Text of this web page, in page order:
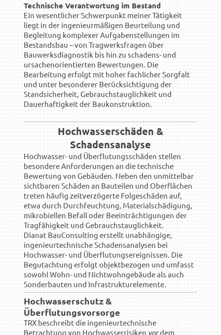
Technische Verantwortung im Bestand
Ein wesentlicher Schwerpunkt meiner Tätigkeit
liegt in der ingenieurmäßigen Beurteilung und
Begleitung komplexer Aufgabenstellungen im
Bestandsbau – von Tragwerksfragen über
Bauwerksdiagnostik bis hin zu schadens- und
ursachenorientierten Bewertungen. Die
Bearbeitung erfolgt mit hoher fachlicher Sorgfalt
und unter besonderer Berücksichtigung der
Standsicherheit, Gebrauchstauglichkeit und
Dauerhaftigkeit der Baukonstruktion.
Hochwasserschäden &
Schadensanalyse
Hochwasser- und Überflutungsschäden stellen
besondere Anforderungen an die technische
Bewertung von Gebäuden. Neben den unmittelbar
sichtbaren Schäden an Bauteilen und Oberflächen
treten häufig zeitverzögerte Folgeschäden auf,
etwa durch Durchfeuchtung, Materialschädigung,
mikrobiellen Befall oder Beeinträchtigungen der
Tragfähigkeit und Gebrauchstauglichkeit.
Dianat BauConsulting erstellt unabhängige,
ingenieurtechnische Schadensanalysen bei
Hochwasser- und Überflutungsereignissen. Die
Begutachtung erfolgt objektbezogen und umfasst
sowohl Wohn- und Nichtwohngebäude als auch
Sonderbauten und Infrastrukturelemente.
Hochwasserschutz &
Überflutungsvorsorge
TRX beschreibt die ingenieurtechnische
Betrachtung von Hochwasserrisiken vordem